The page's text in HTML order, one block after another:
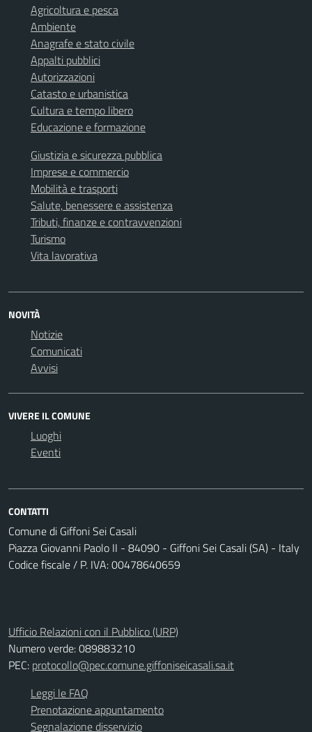
Agricoltura e pesca
Ambiente
Anagrafe e stato civile
Appalti pubblici
Autorizzazioni
Catasto e urbanistica
Cultura e tempo libero
Educazione e formazione
Giustizia e sicurezza pubblica
Imprese e commercio
Mobilità e trasporti
Salute, benessere e assistenza
Tributi, finanze e contravvenzioni
Turismo
Vita lavorativa
NOVITÀ
Notizie
Comunicati
Avvisi
VIVERE IL COMUNE
Luoghi
Eventi
CONTATTI
Comune di Giffoni Sei Casali
Piazza Giovanni Paolo II - 84090 - Giffoni Sei Casali (SA) - Italy
Codice fiscale / P. IVA: 00478640659
Ufficio Relazioni con il Pubblico (URP)
Numero verde: 089883210
PEC: protocollo@pec.comune.giffoniseicasali.sa.it
Leggi le FAQ
Prenotazione appuntamento
Segnalazione disservizio